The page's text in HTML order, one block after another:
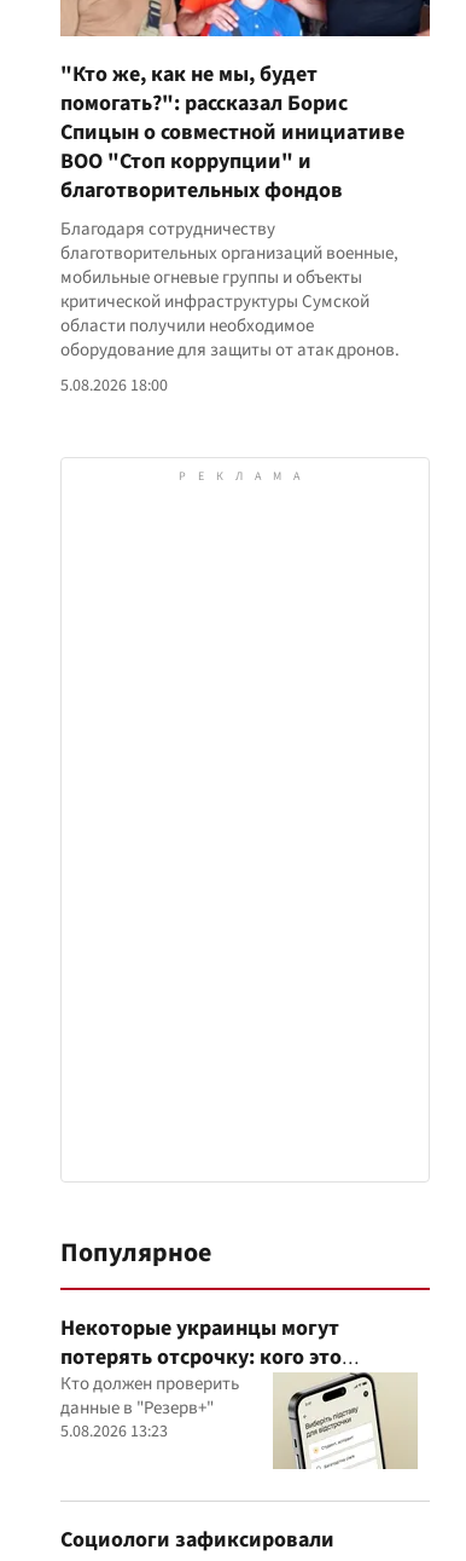
"Кто же, как не мы, будет
помогать?": рассказал Борис
Спицын о совместной инициативе
ВОО "Стоп коррупции" и
благотворительных фондов
Благодаря сотрудничеству
благотворительных организаций военные,
мобильные огневые группы и объекты
критической инфраструктуры Сумской
области получили необходимое
оборудование для защиты от атак дронов.
5.08.2026 18:00
Популярное
Некоторые украинцы могут
потерять отсрочку: кого это
касается
Кто должен проверить
данные в "Резерв+"
5.08.2026 13:23
Социологи зафиксировали